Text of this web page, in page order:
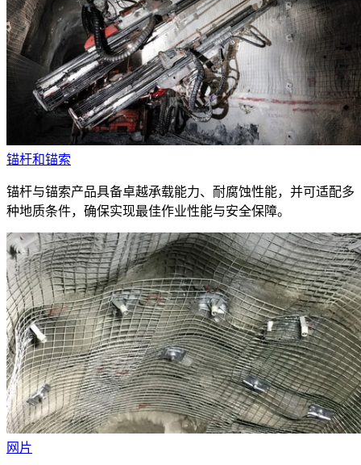
锚杆和锚索
锚杆与锚索产品具备卓越承载能力、耐腐蚀性能，并可适配多
种地质条件，确保实现最佳作业性能与安全保障。
网片